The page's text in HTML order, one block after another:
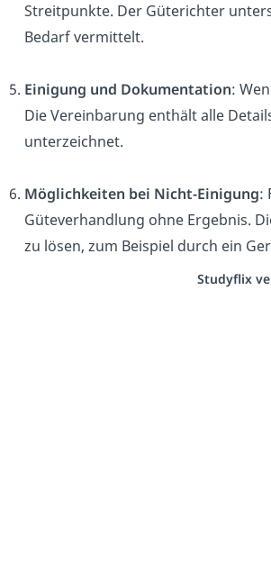
Streitpunkte. Der Güterichter
Bedarf vermittelt.
Einigung und Dokumentation:
Die Vereinbarung enthält alle
unterzeichnet.
Möglichkeiten bei Nicht-Einigung:
Güteverhandlung ohne Ergebnis.
zu lösen, zum Beispiel durch ein
Studyflix